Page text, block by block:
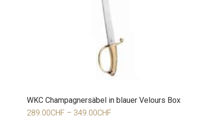
WKC Champagnersäbel in blauer Velours Box
289.00CHF – 349.00CHF